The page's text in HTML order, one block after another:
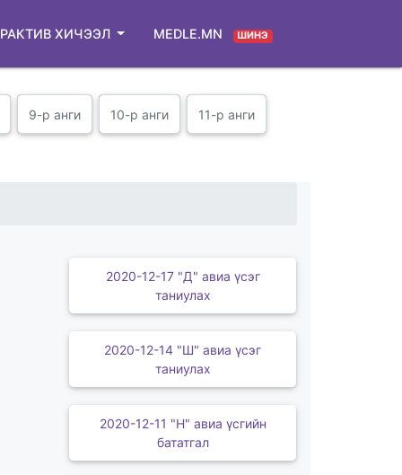
ХИЧЭЭЛ MEDLE.MN ШИНЭ
9-р анги 10-р анги 11-р анги
2020-12-17 "Д" авиа үсэг
таниулах
2020-12-14 "Ш" авиа үсэг
таниулах
2020-12-11 "Н" авиа үсгийн
бататгал